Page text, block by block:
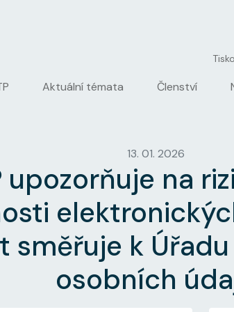
User
Aktuální témata Členství
13. 01. 2026
upozorňuje na
směřuje k
osobních